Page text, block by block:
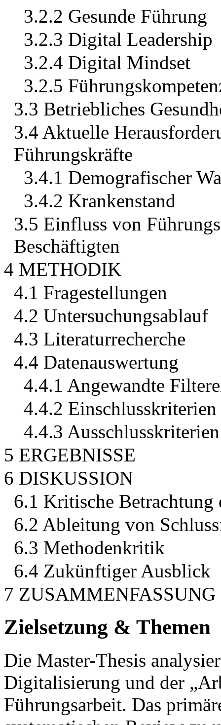
3.2.2 Gesunde Führung
3.2.3 Digital Leadership
3.2.4 Digital Mindset
3.2.5
3.3 Betriebliches
3.4 Aktuelle
Führungskräfte
3.4.1 Demografischer
3.4.2 Krankenstand
3.5 Einfluss von
Beschäftigten
4 METHODIK
4.1 Fragestellungen
4.2 Untersuchungsablauf
4.3 Literaturrecherche
4.4 Datenauswertung
4.4.1 Angewandte
4.4.2
4.4.3
5 ERGEBNISSE
6 DISKUSSION
6.1 Kritische Betrachtung
6.2 Ableitung von
6.3 Methodenkritik
6.4 Zukünftiger Ausblick
7 ZUSAMMENFASSUNG
Zielsetzung & Themen
Die Master-Thesis
Digitalisierung und der
Führungsarbeit. Das